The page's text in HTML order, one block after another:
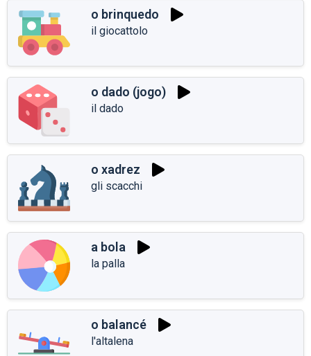
o brinquedo
il giocattolo
o dado (jogo)
il dado
o xadrez
gli scacchi
a bola
la palla
o balancé
l'altalena